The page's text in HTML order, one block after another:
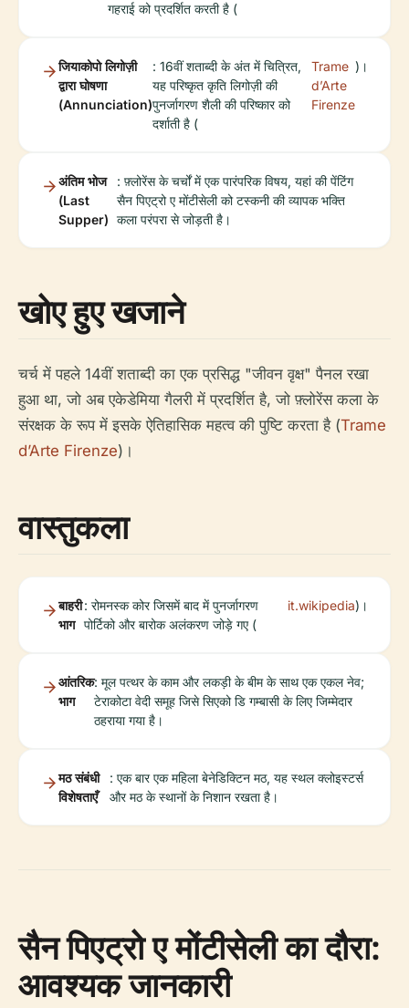
गहराई को प्रदर्शित करती है (
जियाकोपो लिगोज़ी
द्वारा घोषणा
(Annunciation)
: 16वीं शताब्दी के अंत में चित्रित,
यह परिष्कृत कृति लिगोज़ी की
पुनर्जागरण शैली की परिष्कार को
दर्शाती है (
Trame
d’Arte
Firenze
)।
अंतिम भोज
(Last
Supper)
: फ़्लोरेंस के चर्चों में एक पारंपरिक विषय, यहां की पेंटिंग
सैन पिएट्रो ए मोंटीसेली को टस्कनी की व्यापक भक्ति
कला परंपरा से जोड़ती है।
खोए हुए खजाने
चर्च में पहले 14वीं शताब्दी का एक प्रसिद्ध "जीवन वृक्ष" पैनल रखा
हुआ था, जो अब एकेडेमिया गैलरी में प्रदर्शित है, जो फ़्लोरेंस कला के
संरक्षक के रूप में इसके ऐतिहासिक महत्व की पुष्टि करता है (Trame
d’Arte Firenze)।
वास्तुकला
बाहरी
भाग
: रोमनस्क कोर जिसमें बाद में पुनर्जागरण
पोर्टिको और बारोक अलंकरण जोड़े गए (
it.wikipedia)।
आंतरिक
भाग
: मूल पत्थर के काम और लकड़ी के बीम के साथ एक एकल नेव;
टेराकोटा वेदी समूह जिसे सिएको डि गम्बासी के लिए जिम्मेदार
ठहराया गया है।
मठ संबंधी
विशेषताएँ
: एक बार एक महिला बेनेडिक्टिन मठ, यह स्थल क्लोइस्टर्स
और मठ के स्थानों के निशान रखता है।
सैन पिएट्रो ए मोंटीसेली का दौरा:
आवश्यक जानकारी